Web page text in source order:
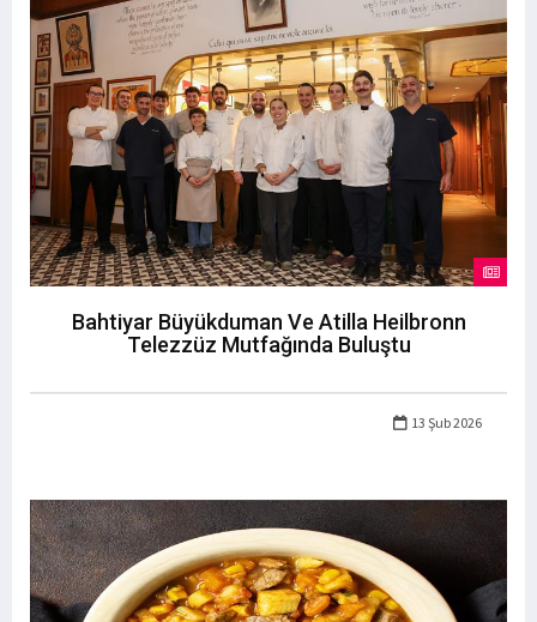
Bahtiyar Büyükduman Ve Atilla Heilbronn
Telezzüz Mutfağında Buluştu
13 Şub 2026